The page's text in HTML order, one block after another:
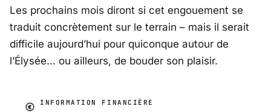
Les prochains mois diront si cet engouement se
traduit concrètement sur le terrain – mais il serait
difficile aujourd’hui pour quiconque autour de
l’Élysée… ou ailleurs, de bouder son plaisir.
INFORMATION FINANCIÈRE